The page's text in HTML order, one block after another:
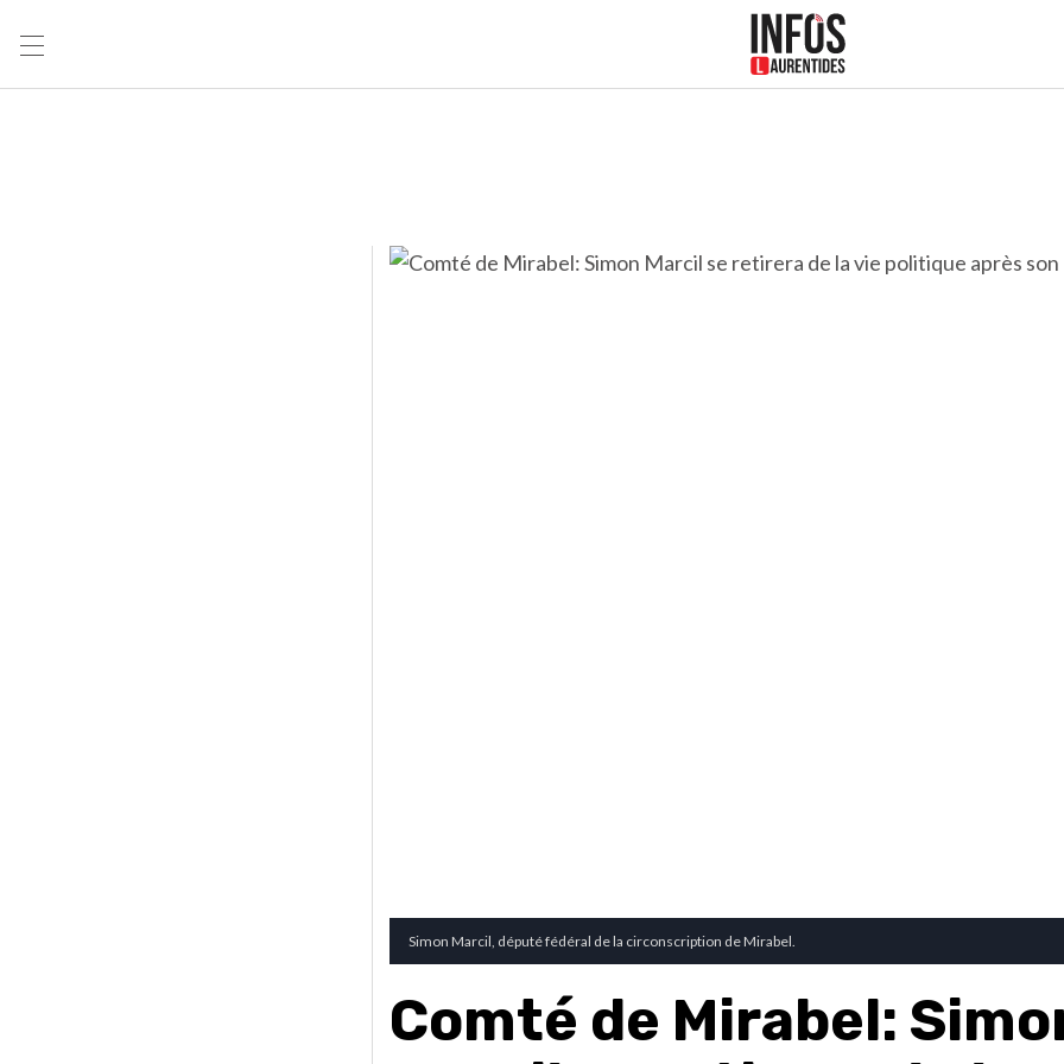
Simon Marcil, député fédéral de la circonscription de Mirabel.
Comté de Mirabel: